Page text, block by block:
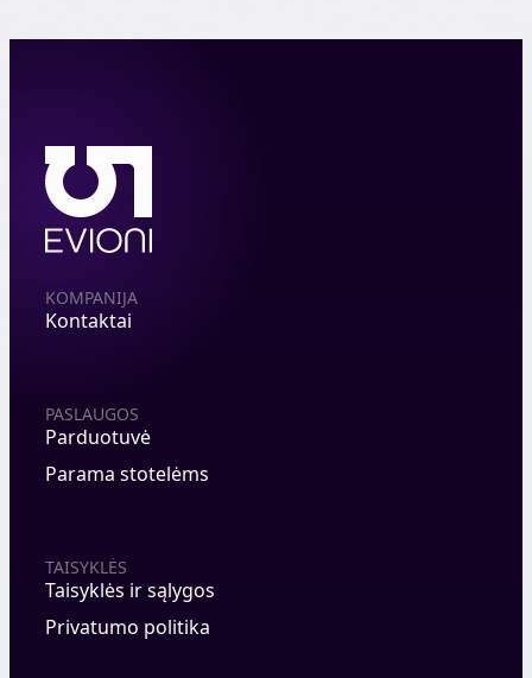
KOMPANIJA
Kontaktai
PASLAUGOS
Parduotuvė
Parama stotelėms
TAISYKLĖS
Taisyklės ir sąlygos
Privatumo politika